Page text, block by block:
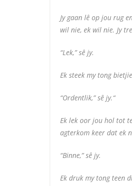
Jy gaan lê op jou rug
wil nie, ek wil nie. Jy
“Lek,” sê jy.
Ek steek my tong
“Ordentlik,” sê jy.“
Ek lek oor jou hol tot
agterkom keer dat ek
“Binne,” sê jy.
Ek druk my tong teen